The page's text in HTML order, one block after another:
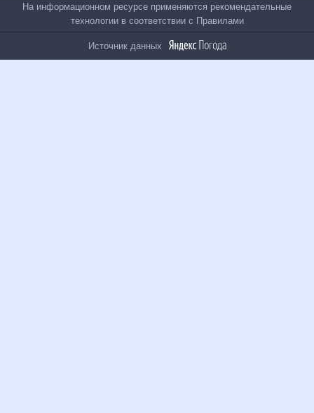
На информационном ресурсе применяются
рекомендательные технологии в соответствии с